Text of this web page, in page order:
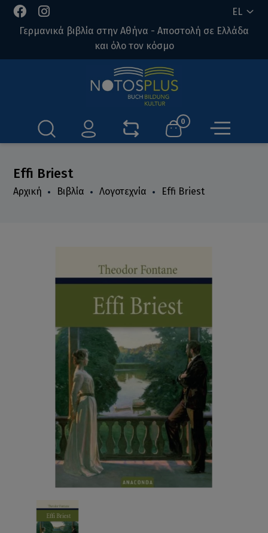
EL
Γερμανικά βιβλία στην Αθήνα - Αποστολή σε Ελλάδα
και όλο τον κόσμο
0
Effi Briest
Αρχική Βιβλία Λογοτεχνία Effi Briest